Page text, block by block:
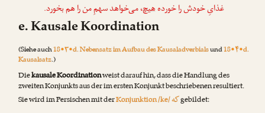
غذایِ خودش را خوردههیچ، می‌خواهد سهمِ من را هم بخورد.
e. Kausale Koordination
(Siehe auch18•۳•d. Nebensatz im Aufbau des Kausaladverbialsund18•۴•d.
Kausalsatz.)
Diekausale Koordinationweist darauf hin, dass die Handlung des
zweiten Konjunkts aus der im ersten Konjunkt beschriebenen resultiert.
Sie wird im Persischen mit derKonjunktion /ke/کهgebildet: